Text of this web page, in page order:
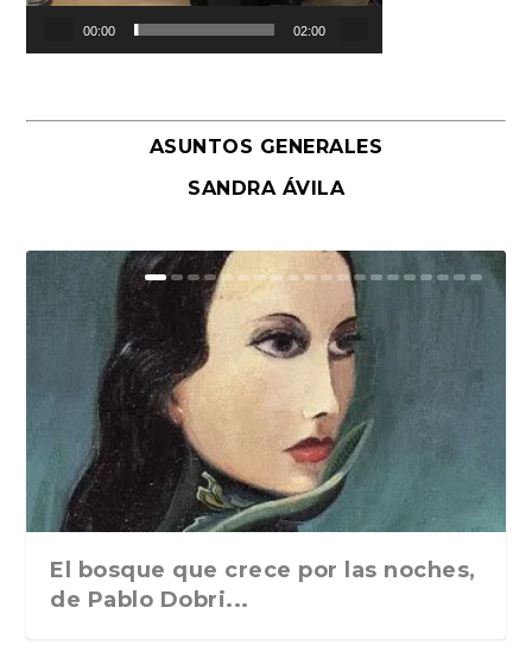
00:00 02:00
ASUNTOS GENERALES
SANDRA ÁVILA
El bosque que crece por las noches,
de Pablo Dobri...